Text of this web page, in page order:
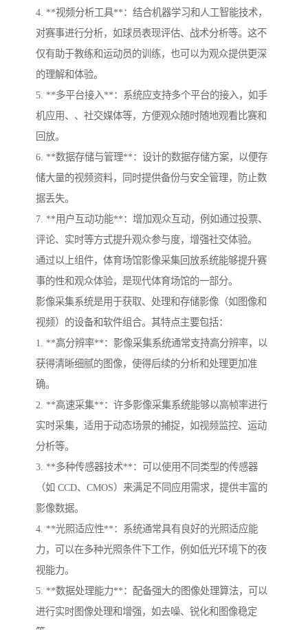
4. **视频分析工具**：结合机器学习和人工智能技术，
对赛事进行分析，如球员表现评估、战术分析等。这不
仅有助于教练和运动员的训练，也可以为观众提供更深
的理解和体验。
5. **多平台接入**：系统应支持多个平台的接入，如手
机应用、、社交媒体等，方便观众随时随地观看比赛和
回放。
6. **数据存储与管理**：设计的数据存储方案，以便存
储大量的视频资料，同时提供备份与安全管理，防止数
据丢失。
7. **用户互动功能**：增加观众互动，例如通过投票、
评论、实时等方式提升观众参与度，增强社交体验。
通过以上组件，体育场馆影像采集回放系统能够提升赛
事的性和观众体验，是现代体育场馆的一部分。
影像采集系统是用于获取、处理和存储影像（如图像和
视频）的设备和软件组合。其特点主要包括：
1. **高分辨率**：影像采集系统通常支持高分辨率，以
获得清晰细腻的图像，使得后续的分析和处理更加准
确。
2. **高速采集**：许多影像采集系统能够以高帧率进行
实时采集，适用于动态场景的捕捉，如视频监控、运动
分析等。
3. **多种传感器技术**：可以使用不同类型的传感器
（如 CCD、CMOS）来满足不同应用需求，提供丰富的
影像数据。
4. **光照适应性**：系统通常具有良好的光照适应能
力，可以在多种光照条件下工作，例如低光环境下的夜
视能力。
5. **数据处理能力**：配备强大的图像处理算法，可以
进行实时图像处理和增强，如去噪、锐化和图像稳定